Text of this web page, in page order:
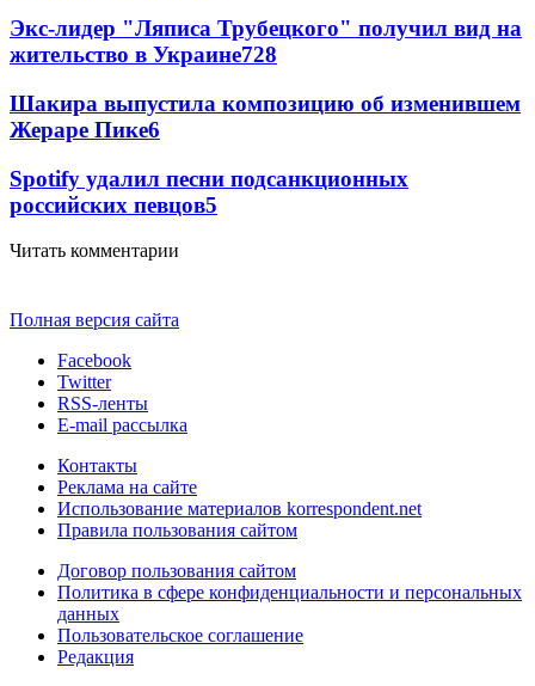
Экс-лидер "Ляписа Трубецкого" получил вид на
жительство в Украине728
Шакира выпустила композицию об изменившем
Жераре Пике6
Spotify удалил песни подсанкционных
российских певцов5
Читать комментарии
Полная версия сайта
Facebook
Twitter
RSS-ленты
E-mail рассылка
Контакты
Реклама на сайте
Использование материалов korrespondent.net
Правила пользования сайтом
Договор пользования сайтом
Политика в сфере конфиденциальности и персональных
данных
Пользовательское соглашение
Редакция